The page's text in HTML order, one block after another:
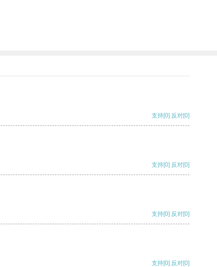
支持[0] 反对[0]
支持[0] 反对[0]
支持[0] 反对[0]
支持[0] 反对[0]